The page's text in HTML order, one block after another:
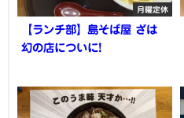
月曜定休
【ランチ部】島そば屋 ざは
幻の店についに!